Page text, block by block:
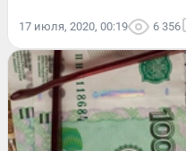
17 июля, 2020, 00:19 6 356